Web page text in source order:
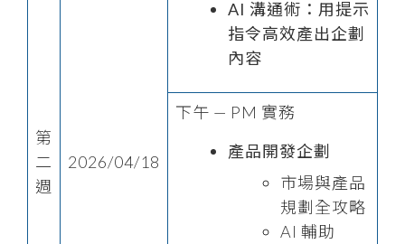
第
二
週
2026/04/18
AI 溝通術：用提示
指令高效產出企劃
內容
下午 — PM 實務
產品開發企劃
市場與產品
規劃全攻略
AI 輔助